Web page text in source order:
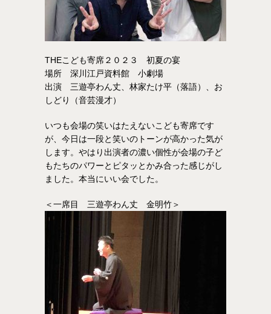
THEこども寄席２０２３ 初夏の宴
場所 深川江戸資料館 小劇場
出演 三遊亭わん丈、林家たけ平（落語）、お
しどり（音芸漫才）
いつも会場の笑いはたえないこども寄席です
が、今日は一段と笑いのトーンが高かった気が
します。やはり出演者の濃い個性が会場の子ど
もたちのパワーとピタッとかみ合った感じがし
ました。本当にいい会でした。
＜一席目 三遊亭わん丈 金明竹＞